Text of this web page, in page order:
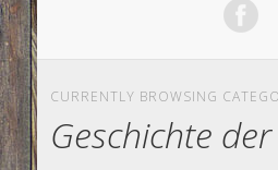
CURRENTLY BROWSING
Geschichte der